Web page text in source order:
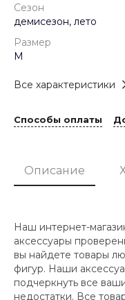
Сезон
демисезон, лето
Размер
M
Все характеристики
Способы оплаты
Описание
Наш интернет-
аксессуары
вы найдете товары
фигур. Наши
подчеркнуть все
недостатки. Все